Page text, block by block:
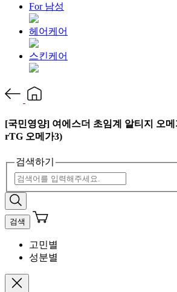
For 남성
헤어케어
스킨케어
[국민영양] 여에스더 초임계 알티지 오
rTG 오메가3)
검색하기
검색
고민별
성분별